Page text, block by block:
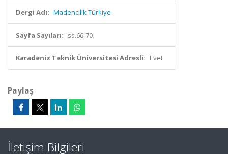
Dergi Adı: Madencilik Türkiye
Sayfa Sayıları: ss.66-70
Karadeniz Teknik Üniversitesi Adresli: Evet
Paylaş
İletişim Bilgileri